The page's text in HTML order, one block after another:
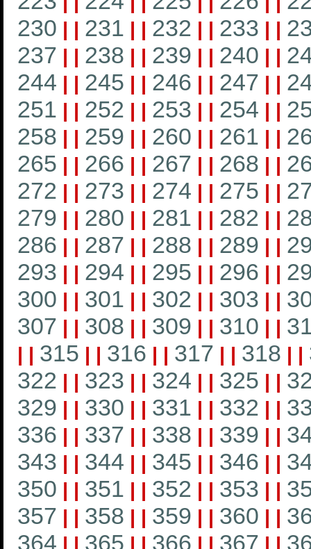
230 | | 231 | | 232 | | 233 | |
237 | | 238 | | 239 | | 240 | |
244 | | 245 | | 246 | | 247 | |
251 | | 252 | | 253 | | 254 | |
258 | | 259 | | 260 | | 261 | |
265 | | 266 | | 267 | | 268 | |
272 | | 273 | | 274 | | 275 | |
279 | | 280 | | 281 | | 282 | |
286 | | 287 | | 288 | | 289 | |
293 | | 294 | | 295 | | 296 | |
300 | | 301 | | 302 | | 303 | |
307 | | 308 | | 309 | | 310 | |
| | 315 | | 316 | | 317 | | 318 | |
322 | | 323 | | 324 | | 325 | |
329 | | 330 | | 331 | | 332 | |
336 | | 337 | | 338 | | 339 | |
343 | | 344 | | 345 | | 346 | |
350 | | 351 | | 352 | | 353 | |
357 | | 358 | | 359 | | 360 | |
364 | | 365 | | 366 | | 367 | |